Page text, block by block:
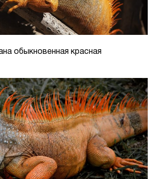
обыкновенная красная